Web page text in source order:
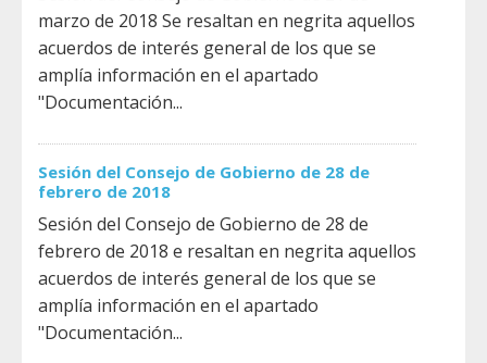
marzo de 2018 Se resaltan en negrita aquellos
acuerdos de interés general de los que se
amplía información en el apartado
"Documentación...
Sesión del Consejo de Gobierno de 28 de
febrero de 2018
Sesión del Consejo de Gobierno de 28 de
febrero de 2018 e resaltan en negrita aquellos
acuerdos de interés general de los que se
amplía información en el apartado
"Documentación...